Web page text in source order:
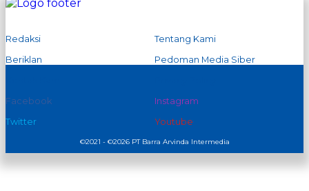
Redaksi
Tentang Kami
Beriklan
Pedoman Media Siber
Facebook
Instagram
Twitter
Youtube
©2021 - ©2026 PT Barra Arvinda Intermedia